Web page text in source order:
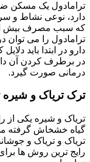
ترامادول یک مسکن
دارد، نوعی نشاط و
که سبب مصرف بیش از
ترامادول را می
دارو در ابتدا باید
در برطرف کردن آن
درمانی صورت گیرد.
ترک تریاک و شیره
تریاک و شیره یکی از
گیاه خشخاش گرفته
تریاک و تریاک و
رایج ترین روش ها